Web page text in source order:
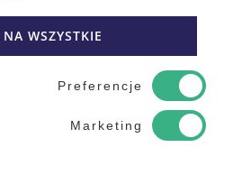
WSZYSTKIE
Preferencje
Marketing